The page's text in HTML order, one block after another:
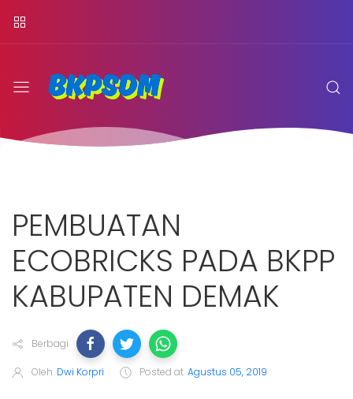
PEMBUATAN
ECOBRICKS PADA BKPP
KABUPATEN DEMAK
Berbagi
Oleh Dwi Korpri Posted at Agustus 05, 2019